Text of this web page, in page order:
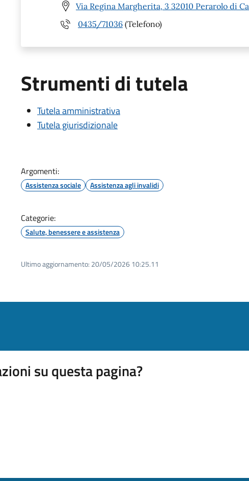
Via Regina Margherita, 3 32010 Perarolo di
0435/71036 (Telefono)
Strumenti di tutela
Tutela amministrativa
Tutela giurisdizionale
Argomenti:
Assistenza sociale Assistenza agli invalidi
Categorie:
Salute, benessere e assistenza
Ultimo aggiornamento: 20/05/2026 10:25.11
su questa pagina?